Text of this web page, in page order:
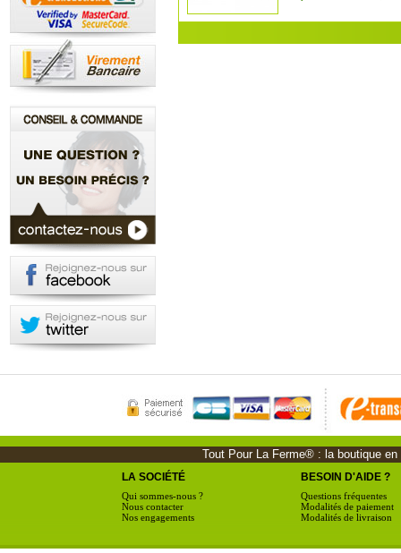
Tout Pour La Ferme® : la boutique
LA SOCIÉTÉ
Qui sommes-nous ?
Nous contacter
Nos engagements
BESOIN D'AIDE ?
Questions fréquentes
Modalités de paiement
Modalités de livraison